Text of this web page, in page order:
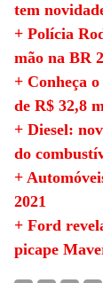
tem
+ Polícia
mão na BR
+ Conheça
de R$ 32,8
+ Diesel:
do
+
2021
+ Ford
picape